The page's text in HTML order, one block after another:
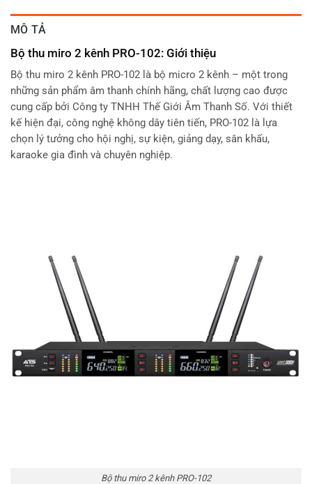
MÔ TẢ
Bộ thu miro 2 kênh PRO-102: Giới thiệu
Bộ thu miro 2 kênh PRO-102 là bộ micro 2 kênh – một trong
những sản phẩm âm thanh chính hãng, chất lượng cao được
cung cấp bởi Công ty TNHH Thế Giới Âm Thanh Số. Với thiết
kế hiện đại, công nghệ không dây tiên tiến, PRO-102 là lựa
chọn lý tưởng cho hội nghị, sự kiện, giảng dạy, sân khấu,
karaoke gia đình và chuyên nghiệp.
Bộ thu miro 2 kênh PRO-102